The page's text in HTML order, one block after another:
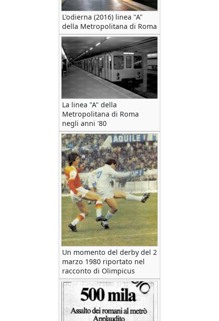
L'odierna (2016) linea "A"
della Metropolitana di Roma
La linea "A" della
Metropolitana di Roma
negli anni '80
Un momento del derby del 2
marzo 1980 riportato nel
racconto di Olimpicus